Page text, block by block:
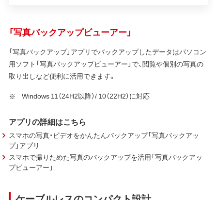
「写真バックアップビューアー」
「写真バックアップ」アプリでバックアップしたデータはパソコン
用ソフト「写真バックアップビューアー」で、閲覧や個別の写真の
取り出しなど便利に活用できます。
Windows 11（24H2以降）/ 10（22H2）に対応
アプリの詳細はこちら
スマホの写真・ビデオをかんたんバックアップ「写真バックアッ
プ」アプリ
スマホで撮りためた写真のバックアップを活用「写真バックアッ
プビューアー」